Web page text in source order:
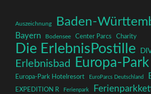
Auszeichnung Baden-
Bayern Bodensee Center Parcs Charity
Die ErlebnisPostille
Erlebnisbad Europa-Park
Europa-Park Hotelresort EuroParcs Deutschland
EXPEDITION R Ferienpark